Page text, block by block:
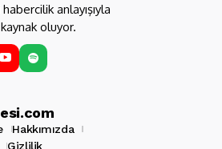
anlayışıyla
oluyor.
Hakkımızda
Gizlilik